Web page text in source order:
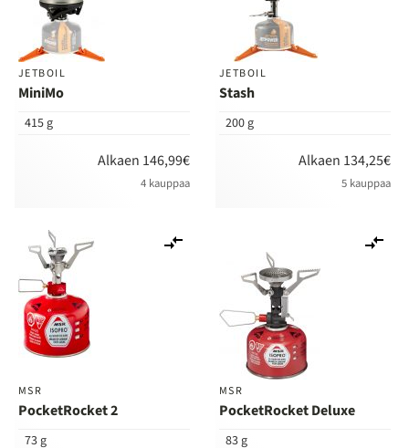
JETBOIL
MiniMo
415 g
Alkaen 146,99€
4 kauppaa
JETBOIL
Stash
200 g
Alkaen 134,25€
5 kauppaa
MSR
PocketRocket 2
73 g
MSR
PocketRocket Deluxe
83 g